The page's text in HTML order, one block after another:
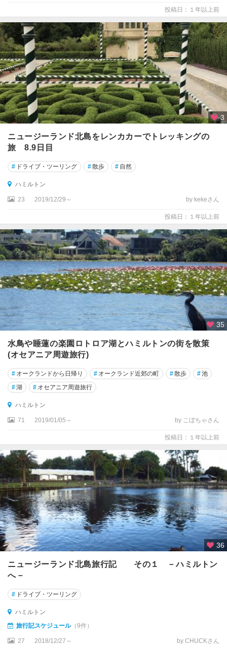
カ
イ
コ
ウ
ラ
ギ
ズ
ボ
ン
ロ
マ
デ
・
タ
ウ
ン
コ
ロ
マ
ン
デ
ル
半
島
周
辺
ス
チ
ワ
ト
島
タ
ウ
ポ
タ
ウ
ラ
ン
ガ
ニ
デ
ン
投稿日：１年以上前
3
ニュージーランド北島をレンカカーでトレッキングの
旅 8.9日目
# ドライブ・ツーリング #散歩 # 自然
ハミルトン
23 2019/12/29～ by kekeさん
投稿日：１年以上前
35
水鳥や睡蓮の楽園ロトロア湖とハミルトンの街を散策
(オセアニア周遊旅行)
# オークランドから日帰り # オークランド近郊の町 #散歩 #池
#湖 # オセアニア周遊旅行
ハミルトン
71 2019/01/05～ by こぼちゃさん
投稿日：１年以上前
36
ニュージーランド北島旅行記 その１ －ハミルトン
へ－
# ドライブ・ツーリング
ハミルトン
旅行記スケジュール（9件）
27 2018/12/27～ by CHUCKさん